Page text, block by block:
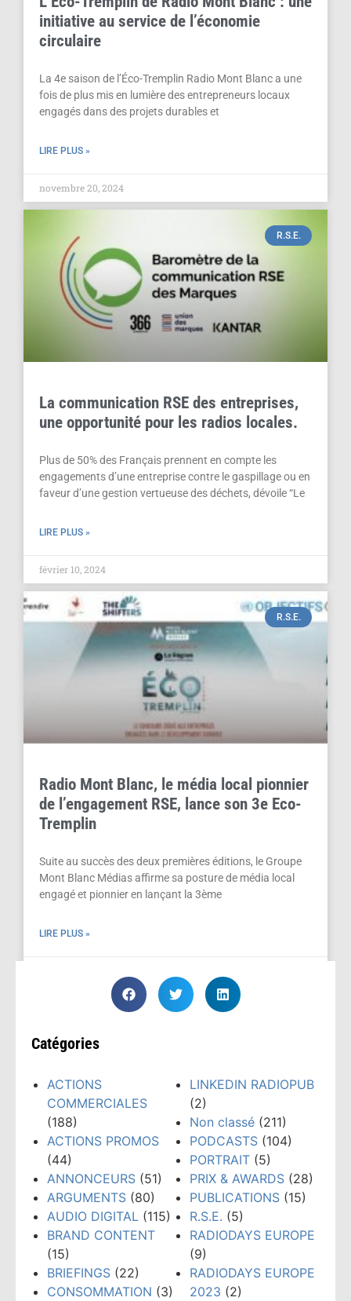
initiative au service de l’économie
circulaire
La 4e saison de l’Éco-Tremplin Radio Mont Blanc a une
fois de plus mis en lumière des entrepreneurs locaux
engagés dans des projets durables et
LIRE PLUS »
novembre 20, 2024
R.S.E.
La communication RSE des entreprises,
une opportunité pour les radios locales.
Plus de 50% des Français prennent en compte les
engagements d’une entreprise contre le gaspillage ou en
faveur d’une gestion vertueuse des déchets, dévoile “Le
LIRE PLUS »
février 10, 2024
R.S.E.
Radio Mont Blanc, le média local pionnier
de l’engagement RSE, lance son 3e Eco-
Tremplin
Suite au succès des deux premières éditions, le Groupe
Mont Blanc Médias affirme sa posture de média local
engagé et pionnier en lançant la 3ème
LIRE PLUS »
Catégories
ACTIONS
COMMERCIALES
(188)
ACTIONS PROMOS
(44)
ANNONCEURS (51)
ARGUMENTS (80)
AUDIO DIGITAL (115)
BRAND CONTENT
(15)
BRIEFINGS (22)
CONSOMMATION (3)
LINKEDIN RADIOPUB
(2)
Non classé (211)
PODCASTS (104)
PORTRAIT (5)
PRIX & AWARDS (28)
PUBLICATIONS (15)
R.S.E. (5)
RADIODAYS EUROPE
(9)
RADIODAYS EUROPE
2023 (2)